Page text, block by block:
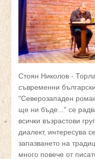
Стоян Николов -
съвременни
"Северозападен
ще ни бъде..." се
всички възрастови
диалект, интересува
запазването на
много повече от